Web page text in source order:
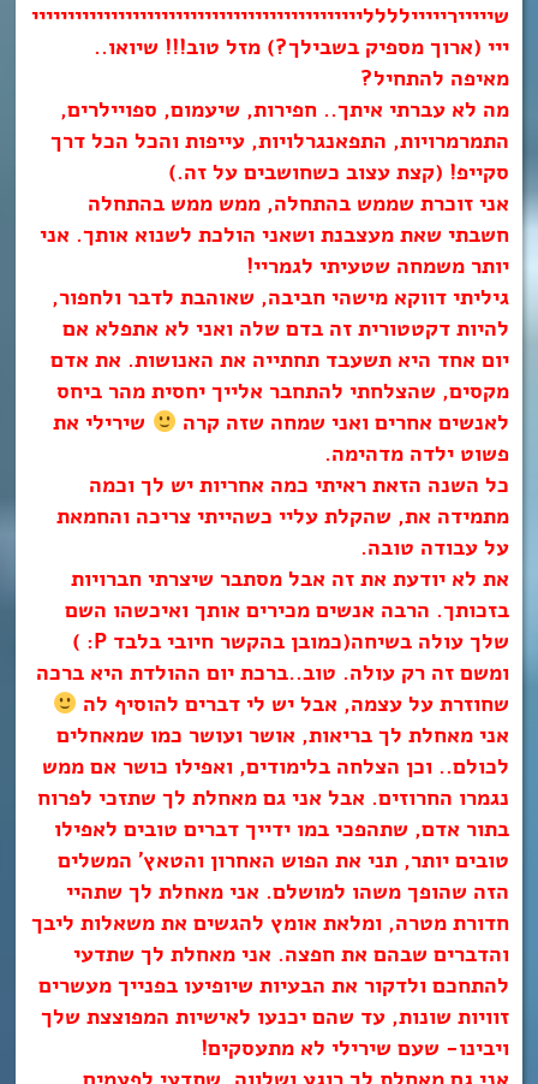
שייייירייייילללליייייייייייייייייייייייייייייייייייייייייייייי
ייי (ארוך מספיק בשבילך?) מזל טוב!!! שיואו..
מאיפה להתחיל?
מה לא עברתי איתך.. חפירות, שיעמום, ספויילרים,
התמרמרויות, התפאנגרלויות, עייפות והכל הכל דרך
סקייפ! (קצת עצוב כשחושבים על זה.)
אני זוכרת שממש בהתחלה, ממש ממש בהתחלה
חשבתי שאת מעצבנת ושאני הולכת לשנוא אותך. אני
יותר משמחה שטעיתי לגמריי!
גיליתי דווקא מישהי חביבה, שאוהבת לדבר ולחפור,
להיות דקטטורית זה בדם שלה ואני לא אתפלא אם
יום אחד היא תשעבד תחתייה את האנושות. את אדם
מקסים, שהצלחתי להתחבר אלייך יחסית מהר ביחס
לאנשים אחרים ואני שמחה שזה קרה
שירילי את
פשוט ילדה מדהימה.
כל השנה הזאת ראיתי כמה אחריות יש לך וכמה
מתמידה את, שהקלת עליי כשהייתי צריכה והחמאת
על עבודה טובה.
את לא יודעת את זה אבל מסתבר שיצרתי חברויות
בזכותך. הרבה אנשים מכירים אותך ואיכשהו השם
שלך עולה בשיחה(כמובן בהקשר חיובי בלבד P: )
ומשם זה רק עולה. טוב..ברכת יום ההולדת היא ברכה
שחוזרת על עצמה, אבל יש לי דברים להוסיף לה
אני מאחלת לך בריאות, אושר ועושר כמו שמאחלים
לכולם.. וכן הצלחה בלימודים, ואפילו כושר אם ממש
נגמרו החרוזים. אבל אני גם מאחלת לך שתזכי לפרוח
בתור אדם, שתהפכי במו ידייך דברים טובים לאפילו
טובים יותר, תני את הפוש האחרון והטאץ’ המשלים
הזה שהופך משהו למושלם. אני מאחלת לך שתהיי
חדורת מטרה, ומלאת אומץ להגשים את משאלות ליבך
והדברים שבהם את חפצה. אני מאחלת לך שתדעי
להתחכם ולדקור את הבעיות שיופיעו בפנייך מעשרים
זוויות שונות, עד שהם יכנעו לאישיות המפוצצת שלך
ויבינו- שעם שירילי לא מתעסקים!